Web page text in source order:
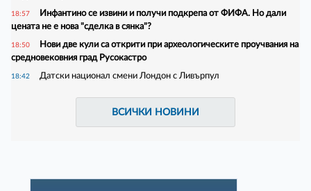
18:57
Инфантино се извини и получи подкрепа от ФИФА. Но дали
цената не е нова "сделка в сянка"?
18:50
Нови две кули са открити при археологическите проучвания на
средновековния град Русокастро
18:42 Датски национал смени Лондон с Ливърпул
ВСИЧКИ НОВИНИ